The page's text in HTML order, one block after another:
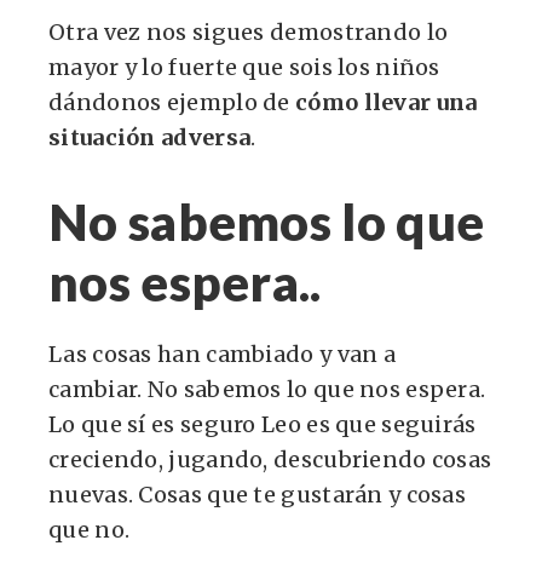
Otra vez nos sigues demostrando lo
mayor y lo fuerte que sois los niños
dándonos ejemplo de cómo llevar una
situación adversa.
No sabemos lo que
nos espera..
Las cosas han cambiado y van a
cambiar. No sabemos lo que nos espera.
Lo que sí es seguro Leo es que seguirás
creciendo, jugando, descubriendo cosas
nuevas. Cosas que te gustarán y cosas
que no.